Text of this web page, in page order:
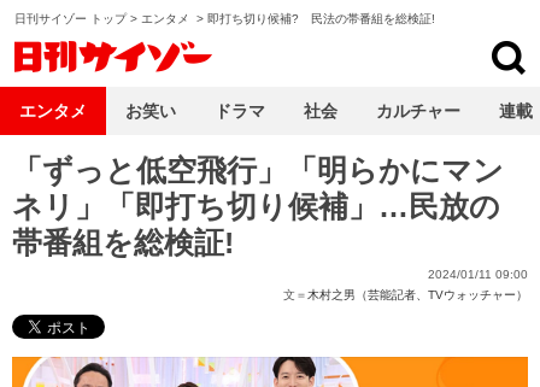
日刊サイゾー トップ> エンタメ > 即打ち切り候補? 民法の帯番組を総検証!
「ずっと低空飛行」「明らかにマン
ネリ」「即打ち切り候補」…民放の
帯番組を総検証!
2024/01/11 09:00
文＝木村之男（芸能記者、TVウォッチャー）
エンタメ お笑い ドラマ 社会 カルチャー 連載